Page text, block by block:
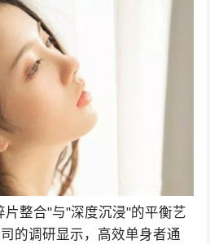
片整合"与"深度沉浸"的平衡艺
的调研显示，高效单身者通